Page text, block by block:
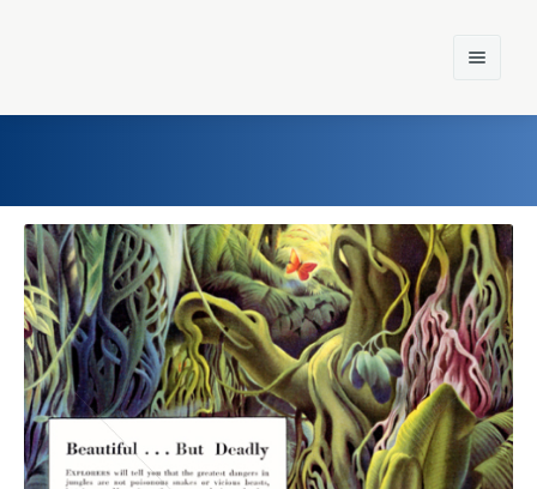
Home
Einst und Heute
Marken
Konzerne
Epoche